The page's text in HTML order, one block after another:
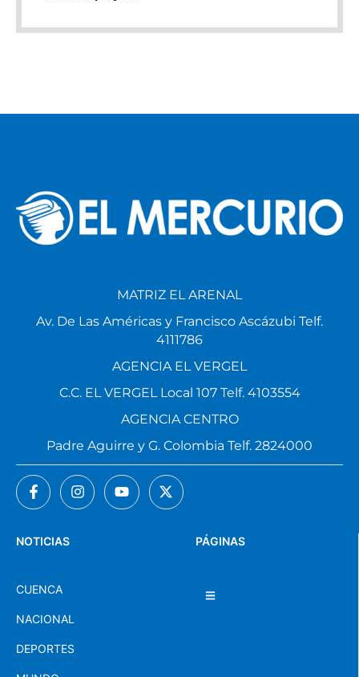
PÁGINAS
NOTICIAS
CUENCA
NACIONAL
DEPORTES
MATRIZ EL ARENAL
Av. De Las Américas y Francisco Ascázubi Telf.
4111786
AGENCIA EL VERGEL
C.C. EL VERGEL Local 107 Telf. 4103554
AGENCIA CENTRO
Padre Aguirre y G. Colombia Telf. 2824000